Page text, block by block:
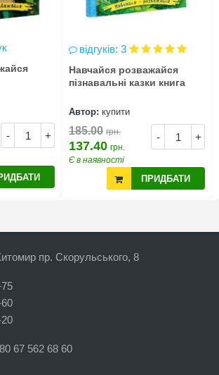
- +
відгуків: 3
Навчайся розважайся
пізнавальні казки книга
Автор: купити
- +
185.00 грн.
137.40 грн.
Є в наявності
ПРИДБАТИ
пр. Скорульського, 8
67 562 68 60